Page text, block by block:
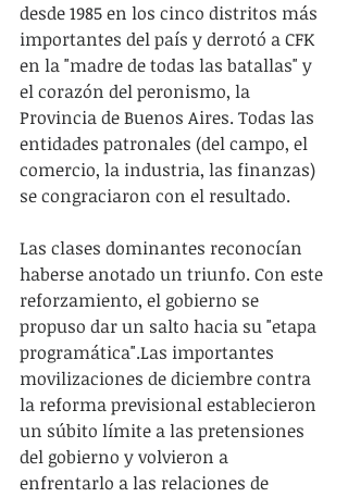
desde 1985 en los cinco distritos más
importantes del país y derrotó a CFK
en la "madre de todas las batallas" y
el corazón del peronismo, la
Provincia de Buenos Aires. Todas las
entidades patronales (del campo, el
comercio, la industria, las finanzas)
se congraciaron con el resultado.
Las clases dominantes reconocían
haberse anotado un triunfo. Con este
reforzamiento, el gobierno se
propuso dar un salto hacia su "etapa
programática".Las importantes
movilizaciones de diciembre contra
la reforma previsional establecieron
un súbito límite a las pretensiones
del gobierno y volvieron a
enfrentarlo a las relaciones de